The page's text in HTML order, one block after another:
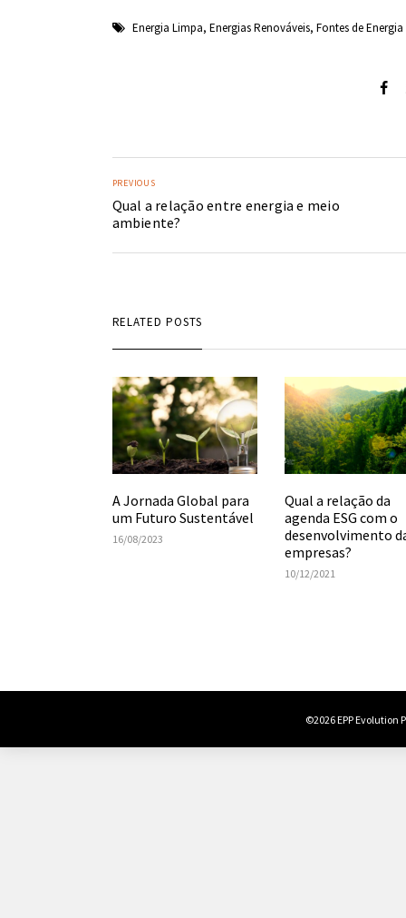
Energia Limpa, Energias Renováveis, Fontes de
PREVIOUS
Qual a relação entre energia e meio
ambiente?
RELATED POSTS
A Jornada Global para
um Futuro Sustentável
16/08/2023
Qual a relação da
agenda ESG com o
desenvolvimento
empresas?
10/12/2021
©2026 EPP Evolution